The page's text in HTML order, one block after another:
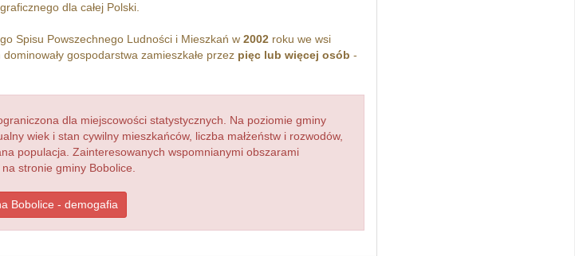
dla całej Polski.
Spisu Powszechnego Ludności i Mieszkań w 2002roku we wsi
gospodarstwa zamieszkałe przez pięc lub więcej osób -
dla miejscowości statystycznych. Na poziomie gminy
wiek i stan cywilny mieszkańców, liczba małżeństw i rozwodów,
populacja. Zainteresowanych wspomnianymi obszarami
stronie gminy Bobolice.
Bobolice - demogafia